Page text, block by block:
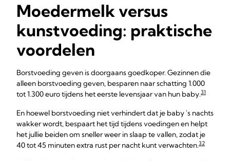
Moedermelk versus
kunstvoeding: praktische
voordelen
Borstvoeding geven is doorgaans goedkoper. Gezinnen die
alleen borstvoeding geven, besparen naar schatting 1.000
tot 1.300 euro tijdens het eerste levensjaar van hun baby.31
En hoewel borstvoeding niet verhindert dat je baby 's nachts
wakker wordt, bespaart het tijd tijdens voedingen en helpt
het jullie beiden om sneller weer in slaap te vallen, zodat je
40 tot 45 minuten extra rust per nacht kunt verwachten.32